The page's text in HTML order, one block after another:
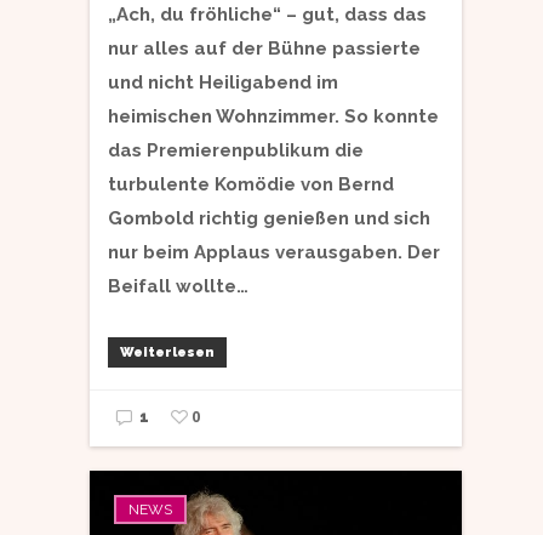
„Ach, du fröhliche“ – gut, dass das
nur alles auf der Bühne passierte
und nicht Heiligabend im
heimischen Wohnzimmer. So konnte
das Premierenpublikum die
turbulente Komödie von Bernd
Gombold richtig genießen und sich
nur beim Applaus verausgaben. Der
Beifall wollte…
Weiterlesen
1 0
NEWS